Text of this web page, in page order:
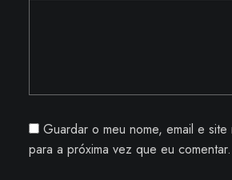
Guardar o meu nome, email e
para a próxima vez que eu comentar.